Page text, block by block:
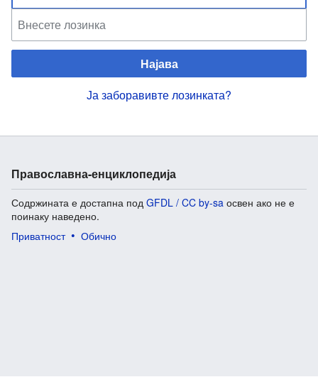
Најава
Ја заборавивте лозинката?
Православна-енциклопедија
Содржината е достапна под GFDL / CC by-sa освен ако не е
поинаку наведено.
Приватност
Обично